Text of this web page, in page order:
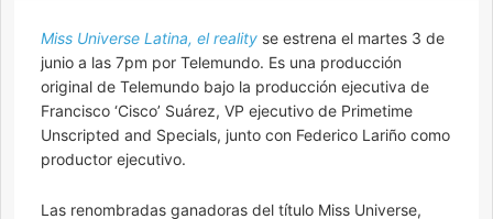
Miss Universe Latina, el reality se estrena el martes 3 de
junio a las 7pm por Telemundo. Es una producción
original de Telemundo bajo la producción ejecutiva de
Francisco ‘Cisco’ Suárez, VP ejecutivo de Primetime
Unscripted and Specials, junto con Federico Lariño como
productor ejecutivo.
Las renombradas ganadoras del título Miss Universe,